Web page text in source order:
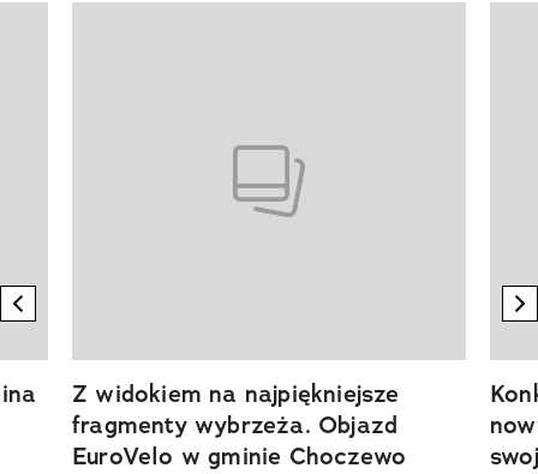
previous element
Z widokiem na najpiękniejsze
fragmenty wybrzeża. Objazd
EuroVelo w gminie Choczewo